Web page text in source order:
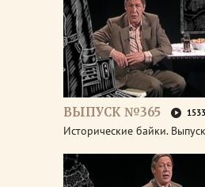
ВЫПУСК №365
Исторические байки.